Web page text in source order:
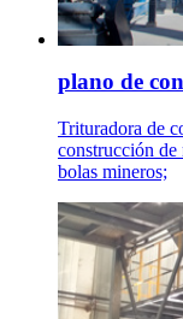
plano de
Trituradora de
construcción
bolas mineros;